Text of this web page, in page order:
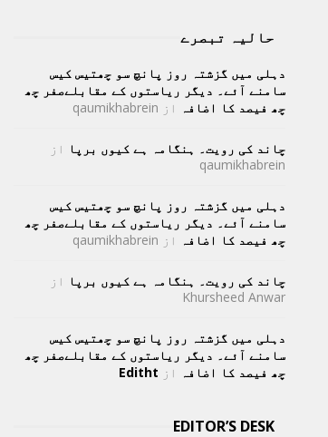
حالیہ تبصرے
دہلی میں گزشتہ روز پانچ سو چھتیس کیس
سامنے آئے۔ دیگر ریاستوں کے مقابلےصفر چھ
چھ فیصد کا اضافہ از qaumikhabrein
چاند کی رویت۔ ہنگامہ ہے کیوں برپا از
qaumikhabrein
دہلی میں گزشتہ روز پانچ سو چھتیس کیس
سامنے آئے۔ دیگر ریاستوں کے مقابلےصفر چھ
چھ فیصد کا اضافہ از qaumikhabrein
چاند کی رویت۔ ہنگامہ ہے کیوں برپا از
Khursheed Anwar
دہلی میں گزشتہ روز پانچ سو چھتیس کیس
سامنے آئے۔ دیگر ریاستوں کے مقابلےصفر چھ
چھ فیصد کا اضافہ از Editht
EDITOR’S DESK